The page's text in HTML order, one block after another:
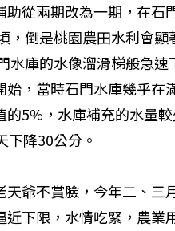
從兩期改為一期，在石
，倒是桃園農田水利會
水庫的水像溜滑梯般急
，當時石門水庫幾乎在
5%，水庫補充的水量
下降30公分。
爺不賞臉，今年二、三
下限，水情吃緊，農業